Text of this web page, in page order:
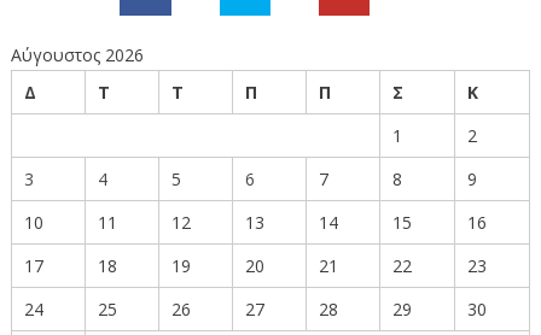
Αύγουστος 2026
Δ
Τ Τ Π Π Σ
Κ
1
2
3
4 5 6 7 8
9
10
11 12 13 14 15
16
17
18 19 20 21 22
23
24
25 26 27 28 29
30